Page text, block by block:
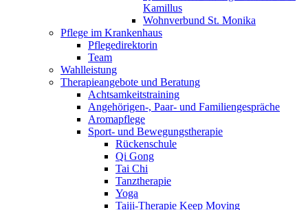
Kamillus
Wohnverbund St. Monika
Pflege im Krankenhaus
Pflegedirektorin
Team
Wahlleistung
Therapieangebote und Beratung
Achtsamkeitstraining
Angehörigen-, Paar- und Familiengespräche
Aromapflege
Sport- und Bewegungstherapie
Rückenschule
Qi Gong
Tai Chi
Tanztherapie
Yoga
Taiji-Therapie Keep Moving